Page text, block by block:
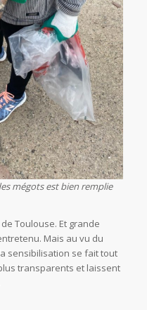
mégots est bien remplie
Toulouse. Et grande
Mais au vu du
sensibilisation se fait tout
transparents et laissent